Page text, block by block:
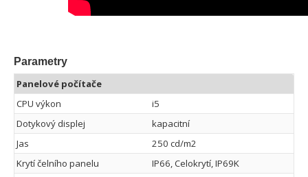
Parametry
Panelové počítače
CPU výkon
i5
Dotykový displej
kapacitní
Jas
250 cd/m2
Krytí čelního panelu
IP66, Celokrytí, IP69K